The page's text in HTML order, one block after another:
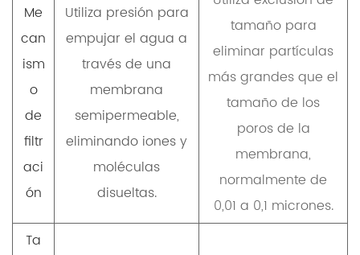
Me
can
ism
o
de
filtr
aci
ón
Utiliza presión para
empujar el agua a
través de una
membrana
semipermeable,
eliminando iones y
moléculas
disueltas.
tamaño para
eliminar partículas
más grandes que el
tamaño de los
poros de la
membrana,
normalmente de
0,01 a 0,1 micrones.
Ta